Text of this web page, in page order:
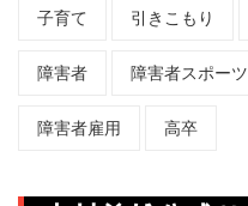
子育て 引きこもり
障害者 障害者スポーツ
障害者雇用 高卒